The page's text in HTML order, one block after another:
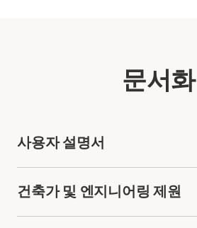
문서화
사용자 설명서
건축가 및 엔지니어링 제원